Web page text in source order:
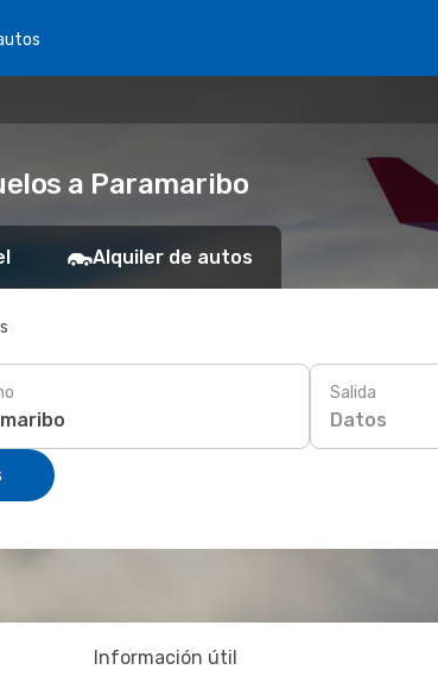
a Paramaribo
Alquiler de autos
Salida
Datos
Información útil